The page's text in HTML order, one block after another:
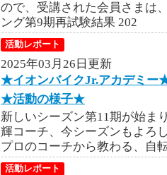
ので、受講された会員さまは
ング第9期再試験結果 202
活動レポート
2025年03月26日更新
★イオンバイクJr.アカデミー
★活動の様子★
新しいシーズン第11期が始ま
輝コーチ、今シーズンもよろ
プロのコーチから教わる、自
活動レポート